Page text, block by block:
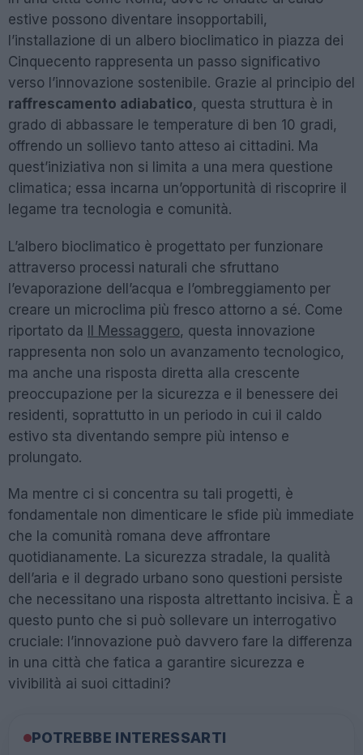
estive possono diventare insopportabili,
l’installazione di un albero bioclimatico in piazza dei
Cinquecento rappresenta un passo significativo
verso l’innovazione sostenibile. Grazie al principio del
raffrescamento adiabatico, questa struttura è in
grado di abbassare le temperature di ben 10 gradi,
offrendo un sollievo tanto atteso ai cittadini. Ma
quest’iniziativa non si limita a una mera questione
climatica; essa incarna un’opportunità di riscoprire il
legame tra tecnologia e comunità.
L’albero bioclimatico è progettato per funzionare
attraverso processi naturali che sfruttano
l’evaporazione dell’acqua e l’ombreggiamento per
creare un microclima più fresco attorno a sé. Come
riportato da Il Messaggero, questa innovazione
rappresenta non solo un avanzamento tecnologico,
ma anche una risposta diretta alla crescente
preoccupazione per la sicurezza e il benessere dei
residenti, soprattutto in un periodo in cui il caldo
estivo sta diventando sempre più intenso e
prolungato.
Ma mentre ci si concentra su tali progetti, è
fondamentale non dimenticare le sfide più immediate
che la comunità romana deve affrontare
quotidianamente. La sicurezza stradale, la qualità
dell’aria e il degrado urbano sono questioni persiste
che necessitano una risposta altrettanto incisiva. È a
questo punto che si può sollevare un interrogativo
cruciale: l’innovazione può davvero fare la differenza
in una città che fatica a garantire sicurezza e
vivibilità ai suoi cittadini?
POTREBBE INTERESSARTI